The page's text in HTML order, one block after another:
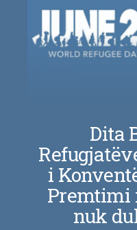
Dita
i
Premtimi
nuk